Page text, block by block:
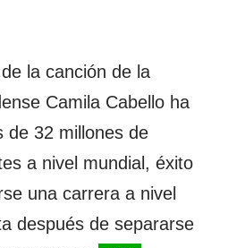
la canción de la
Camila Cabello ha
de 32 millones de
a nivel mundial, éxito
una carrera a nivel
después de separarse